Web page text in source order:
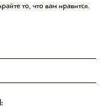
то, что вам нравится.